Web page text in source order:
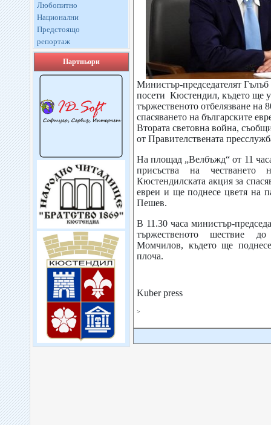
Любопитно
Национални
Предстоящо
репортаж
Партньори
Министър-председателят
посети Кюстендил, където ще
тържественото отбелязване на
спасяването на българските
Втората световна война,
от Правителствената
На площад „Велбъжд“ от 11
присъства на честването
Кюстендилската акция за
евреи и ще поднесе цветя на
Пешев.
В 11.30 часа министър-
тържественото шествие
Момчилов, където ще
плоча.
Kuber press
>